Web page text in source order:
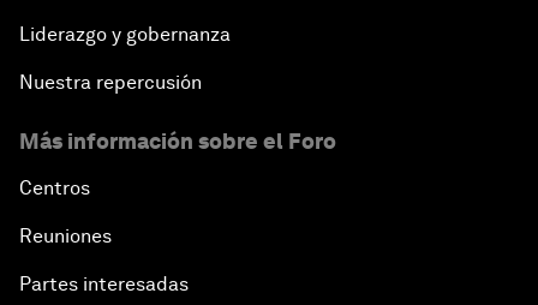
Liderazgo y gobernanza
Nuestra repercusión
Más información sobre el Foro
Centros
Reuniones
Partes interesadas